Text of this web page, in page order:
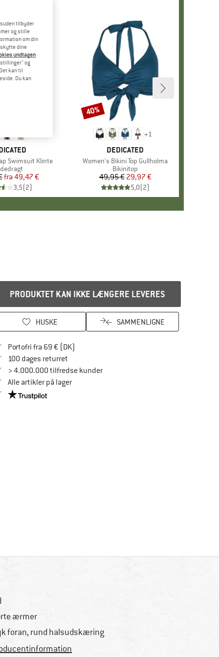
Swimsuit Klinte
Pris
Nedsat pris
fra 49,47 €
3,5(2)
+1
MÆRKE
DEDICATED
Artikel
Women's Bikini Top Gullholma
Produktgruppe
Bikinitop
Pris
49,95 € Nedsat pris
29,97 €
5,0(2)
Rabat
40%
PRODUKTET KAN IKKE LÆNGERE LEVERES
HUSKE SAMMENLIGNE
Portofri fra 69 € (DK)
100 dages returretGå til returretten her Åbnes i en infoboks
> 4.000.000 tilfredse kunder
Alle artikler på lager
Vi er Trustpilot-certificeret - oplysningerne får du
ærmer
foran, rund halsudskæring
tilbyder
og stille
om din
dine
undtagen
og
kan til
Du kan